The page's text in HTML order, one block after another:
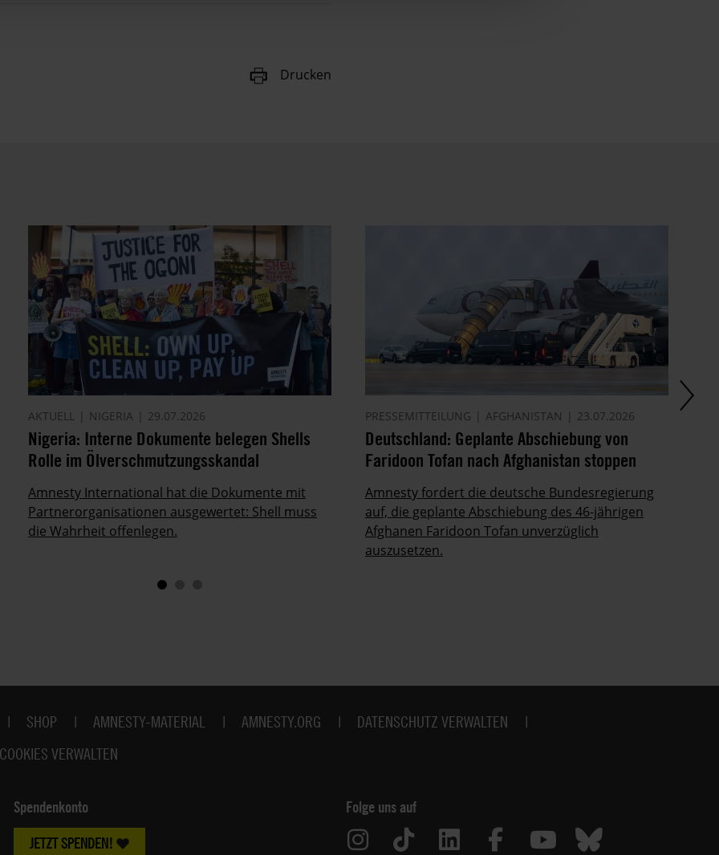
Drucken
AKTUELL NIGERIA 29.07.2026
Nigeria: Interne Dokumente belegen Shells
Rolle im Ölverschmutzungsskandal
Amnesty International hat die Dokumente mit
Partnerorganisationen ausgewertet: Shell muss
die Wahrheit offenlegen.
PRESSEMITTEILUNG AFGHANISTAN 23.07.2026
Deutschland: Geplante Abschiebung von
Faridoon Tofan nach Afghanistan stoppen
Amnesty fordert die deutsche Bundesregierung
auf, die geplante Abschiebung des 46-jährigen
Afghanen Faridoon Tofan unverzüglich
auszusetzen.
SHOP AMNESTY-MATERIAL AMNESTY.ORG
DATENSCHUTZ VERWALTEN
COOKIES VERWALTEN
Spendenkonto
JETZT SPENDEN!
Folge uns auf